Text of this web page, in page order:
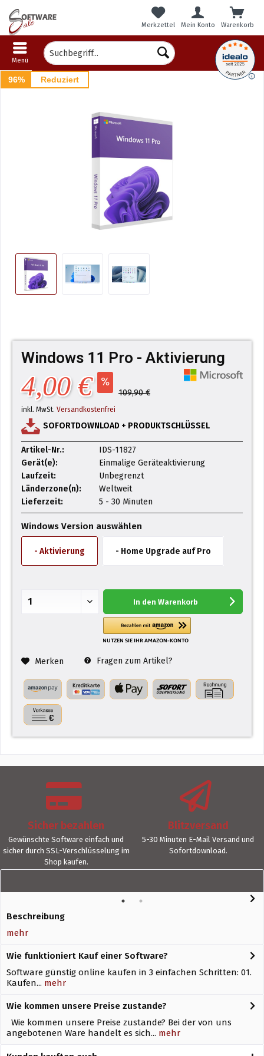
Warenkorb
Merkzettel Mein Konto
Menü
96% Reduziert
Windows 11 Pro - Aktivierung
4,00 € 109,90 €
inkl. MwSt. Versandkostenfrei
SOFORTDOWNLOAD + PRODUKTSCHLÜSSEL
Artikel-Nr.:
IDS-11827
Gerät(e):
Einmalige Geräteaktivierung
Laufzeit:
Unbegrenzt
Länderzone(n):
Weltweit
Lieferzeit:
5 - 30 Minuten
Windows Version auswählen
- Aktivierung - Home Upgrade auf Pro
In den Warenkorb
Merken Fragen zum Artikel?
Sicher bezahlen
Gewünschte Software einfach und
sicher durch SSL-Verschlüsselung im
Shop kaufen.
Blitzversand
5-30 Minuten E-Mail Versand und
Sofortdownload.
Beschreibung
mehr
Wie funktioniert Kauf einer Software?
Software günstig online kaufen in 3 einfachen Schritten: 01.
Kaufen... mehr
Wie kommen unsere Preise zustande?
Wie kommen unsere Preise zustande? Bei der von uns
angebotenen Ware handelt es sich... mehr